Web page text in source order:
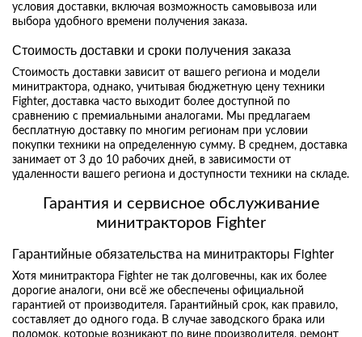
условия доставки, включая возможность самовывоза или
выбора удобного времени получения заказа.
Стоимость доставки и сроки получения заказа
Стоимость доставки зависит от вашего региона и модели
минитрактора, однако, учитывая бюджетную цену техники
Fighter, доставка часто выходит более доступной по
сравнению с премиальными аналогами. Мы предлагаем
бесплатную доставку по многим регионам при условии
покупки техники на определенную сумму. В среднем, доставка
занимает от 3 до 10 рабочих дней, в зависимости от
удаленности вашего региона и доступности техники на складе.
Гарантия и сервисное обслуживание
минитракторов Fighter
Гарантийные обязательства на минитракторы Fighter
Хотя минитрактора Fighter не так долговечны, как их более
дорогие аналоги, они всё же обеспечены официальной
гарантией от производителя. Гарантийный срок, как правило,
составляет до одного года. В случае заводского брака или
поломок, которые возникают по вине производителя, ремонт